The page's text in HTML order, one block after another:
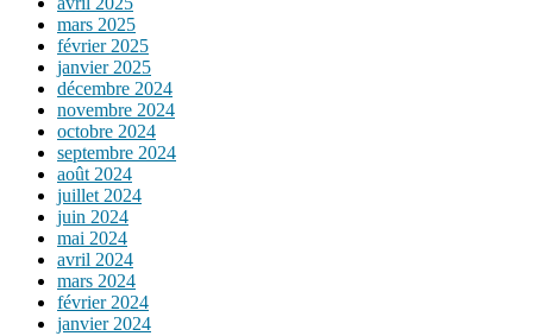
mars 2025
février 2025
janvier 2025
décembre 2024
novembre 2024
octobre 2024
septembre 2024
août 2024
juillet 2024
juin 2024
mai 2024
avril 2024
mars 2024
février 2024
janvier 2024